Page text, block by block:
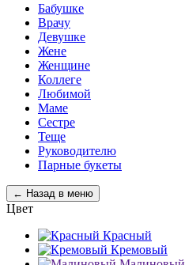
Бабушке
Врачу
Девушке
Жене
Женщине
Коллеге
Любимой
Маме
Сестре
Теще
Руководителю
Парные букеты
← Назад в меню
Цвет
Красный
Кремовый